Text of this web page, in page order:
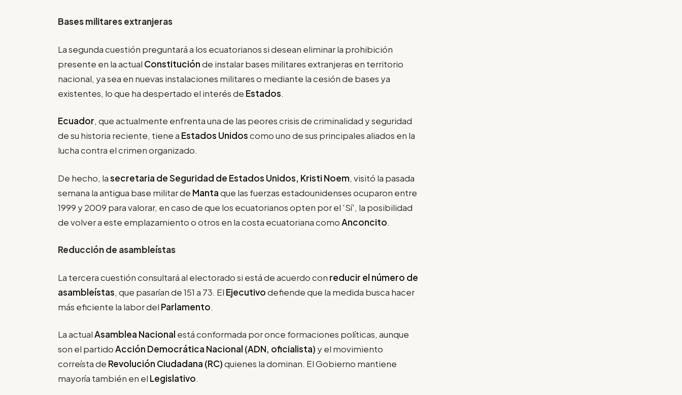
Bases militares extranjeras
La segunda cuestión preguntará a los ecuatorianos si desean eliminar la prohibición
presente en la actual Constituciónde instalar bases militares extranjeras en territorio
nacional, ya sea en nuevas instalaciones militares o mediante la cesión de bases ya
existentes, lo que ha despertado el interés de Estados.
Ecuador, que actualmente enfrenta una de las peores crisis de criminalidad y seguridad
de su historia reciente, tiene a Estados Unidoscomo uno de sus principales aliados en la
lucha contra el crimen organizado.
De hecho, lasecretaria de Seguridad de Estados Unidos, Kristi Noem, visitó la pasada
semana la antigua base militar de Mantaque las fuerzas estadounidenses ocuparon entre
1999 y 2009 para valorar, en caso de que los ecuatorianos opten por el 'Sí', la posibilidad
de volver a este emplazamiento o otros en la costa ecuatoriana comoAnconcito.
Reducción de asambleístas
La tercera cuestión consultará al electorado si está de acuerdo con reducir el número de
asambleístas, que pasarían de 151 a 73. El Ejecutivodefiende que la medida busca hacer
más eficiente la labor del Parlamento.
La actualAsamblea Nacional está conformada por once formaciones políticas, aunque
son el partidoAcción Democrática Nacional (ADN, oficialista) y el movimiento
correísta de Revolución Ciudadana (RC)quienes la dominan. El Gobierno mantiene
mayoría también en el Legislativo.